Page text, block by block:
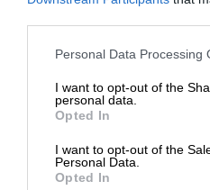
Personal Data Processing
I want to opt-out of the
personal data.
Opted In
I want to opt-out of the
Personal Data.
Opted In
Zapytaj o
nasz Doradca